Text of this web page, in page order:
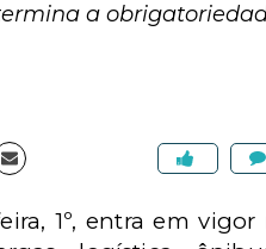
a
1º, entra em